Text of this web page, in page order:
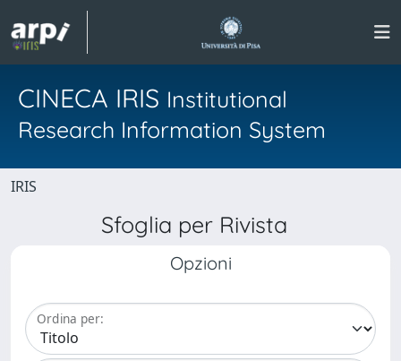
CINECA IRIS Institutional
Research Information System
IRIS
Sfoglia per Rivista
Opzioni
Ordina per: